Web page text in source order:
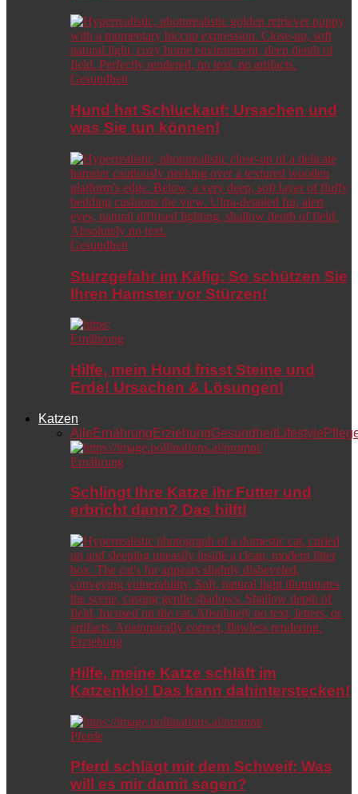
Gesundheit
Hund hat Schluckauf: Ursachen und
was Sie tun können!
Gesundheit
Sturzgefahr im Käfig: So schützen Sie
Ihren Hamster vor Stürzen!
Ernährung
Hilfe, mein Hund frisst Steine und
Erde! Ursachen & Lösungen!
Katzen
Alle Ernährung ErziehungGesundheitLifestyle
Ernährung
Schlingt Ihre Katze ihr Futter und
erbricht dann? Das hilft!
Erziehung
Hilfe, meine Katze schläft im
Katzenklo! Das kann dahinterstecken!
Pferde
Pferd schlägt mit dem Schweif: Was
will es mir damit sagen?